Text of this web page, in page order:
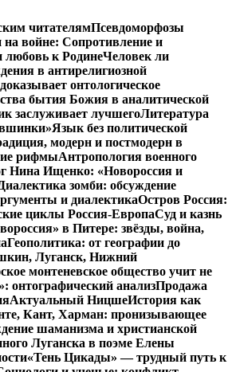
читателямПсевдоморфозы
на войне: Сопротивление и
любовь к РодинеЧеловек ли
в антирелигиозной
онтологическое
бытия Божия в аналитической
заслуживает лучшегоЛитература
Язык без политической
модерн и постмодерн в
рифмыАнтропология военного
Нина Ищенко: «Новороссия и
зомби: обсуждение
и диалектикаОстров Россия:
циклы Россия-ЕвропаСуд и казнь
в Питере: звёзды, война,
Геополитика: от географии до
Луганск, Нижний
монтеневское общество учит не
онтографический анализПродажа
Актуальный НицшеИстория как
Кант, Харман: пронизывающее
шаманизма и христианской
Луганска в поэме Елены
«Тень Цикады» — трудный путь к